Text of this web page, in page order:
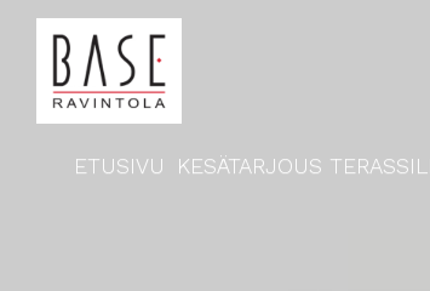
ETUSIVU KESÄTARJOUS